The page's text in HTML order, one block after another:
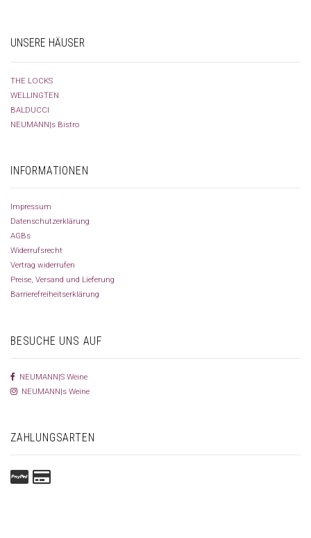
UNSERE HÄUSER
THE LOCKS
WELLINGTEN
BALDUCCI
NEUMANN|s Bistro
INFORMATIONEN
Impressum
Datenschutzerklärung
AGBs
Widerrufsrecht
Vertrag widerrufen
Preise, Versand und Lieferung
Barrierefreiheitserklärung
BESUCHE UNS AUF
NEUMANN|S Weine
NEUMANN|s Weine
ZAHLUNGSARTEN